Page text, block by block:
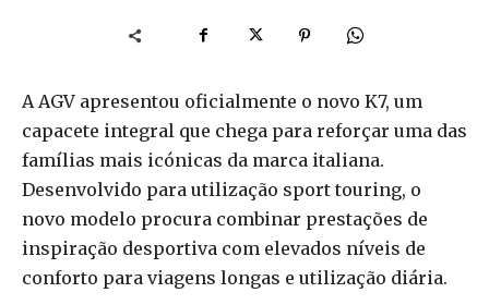
A AGV apresentou oficialmente o novo K7, um
capacete integral que chega para reforçar uma das
famílias mais icónicas da marca italiana.
Desenvolvido para utilização sport touring, o
novo modelo procura combinar prestações de
inspiração desportiva com elevados níveis de
conforto para viagens longas e utilização diária.